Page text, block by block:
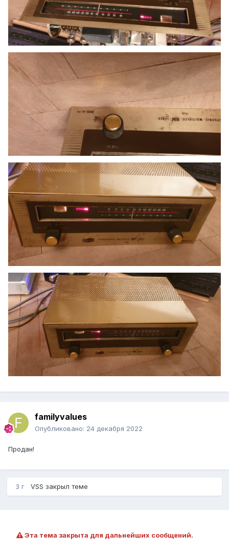
familyvalues
Опубликовано: 24 декабря 2022
Продан!
3 г VSS закрыл теме
Эта тема закрыта для дальнейших сообщений.